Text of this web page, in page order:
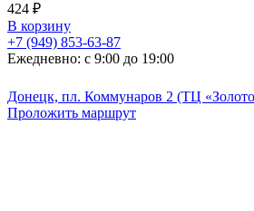
424 ₽
В корзину
+7 (949) 853-63-87
Ежедневно: с 9:00 до 19:00
Донецк, пл. Коммунаров 2 (ТЦ
Проложить маршрут